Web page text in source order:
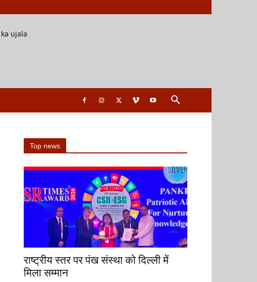
Top news
राष्ट्रीय स्तर पर पंख संस्था को दिल्ली में
मिला सम्मान